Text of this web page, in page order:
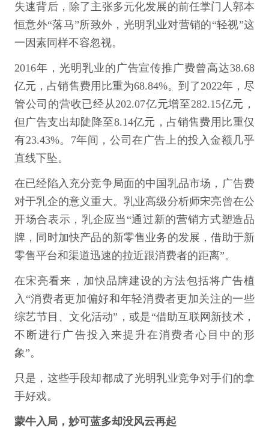
失速背后，除了主张多元化发展的前任掌门人郭本
恒意外“落马”所致外，光明乳业对营销的“轻视”这
一因素同样不容忽视。
2016年，光明乳业的广告宣传推广费曾高达38.68
亿元，占销售费用比重为68.84%。到了2022年，尽
管公司的营收已经从202.07亿元增至282.15亿元，
但广告支出却陡降至8.14亿元，占销售费用比重仅
有23.43%。7年间，公司在广告上的投入金额几乎
直线下坠。
在已经陷入充分竞争局面的中国乳品市场，广告费
对于乳企的意义重大。乳业高级分析师宋亮曾在公
开场合表示，乳企应当“通过新的营销方式塑造品
牌，同时加快产品的新零售业务的发展，借助于新
零售平台和渠道迅速的拉近跟消费者的距离”。
在宋亮看来，加快品牌建设的方法包括将广告植
入“消费者更加偏好和年轻消费者更加关注的一些
综艺节目、文化活动”，或是“借助互联网新技术，
不断进行广告投入来提升在消费者心目中的形
象”。
只是，这些手段却都成了光明乳业竞争对手们的拿
手好戏。
蒙牛入局，妙可蓝多却没风云再起